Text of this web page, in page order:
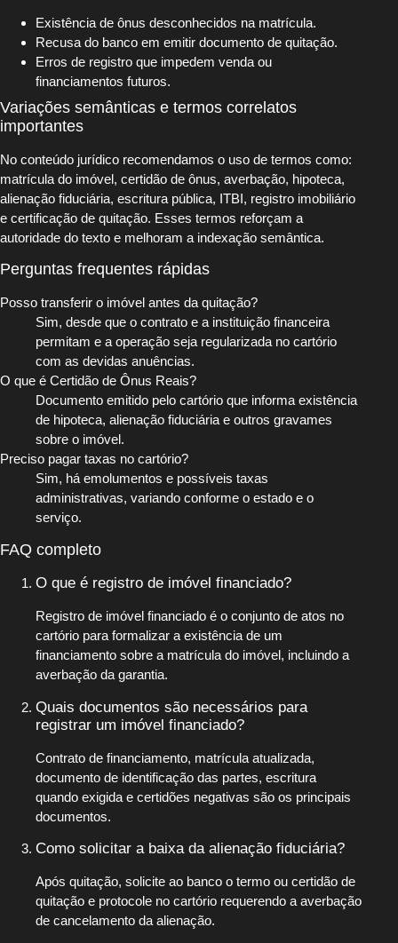
Existência de ônus desconhecidos na matrícula.
Recusa do banco em emitir documento de quitação.
Erros de registro que impedem venda ou
financiamentos futuros.
Variações semânticas e termos correlatos
importantes
No conteúdo jurídico recomendamos o uso de termos como:
matrícula do imóvel, certidão de ônus, averbação, hipoteca,
alienação fiduciária, escritura pública, ITBI, registro imobiliário
e certificação de quitação. Esses termos reforçam a
autoridade do texto e melhoram a indexação semântica.
Perguntas frequentes rápidas
Posso transferir o imóvel antes da quitação?
Sim, desde que o contrato e a instituição financeira
permitam e a operação seja regularizada no cartório
com as devidas anuências.
O que é Certidão de Ônus Reais?
Documento emitido pelo cartório que informa existência
de hipoteca, alienação fiduciária e outros gravames
sobre o imóvel.
Preciso pagar taxas no cartório?
Sim, há emolumentos e possíveis taxas
administrativas, variando conforme o estado e o
serviço.
FAQ completo
O que é registro de imóvel financiado?
Registro de imóvel financiado é o conjunto de atos no
cartório para formalizar a existência de um
financiamento sobre a matrícula do imóvel, incluindo a
averbação da garantia.
Quais documentos são necessários para
registrar um imóvel financiado?
Contrato de financiamento, matrícula atualizada,
documento de identificação das partes, escritura
quando exigida e certidões negativas são os principais
documentos.
Como solicitar a baixa da alienação fiduciária?
Após quitação, solicite ao banco o termo ou certidão de
quitação e protocole no cartório requerendo a averbação
de cancelamento da alienação.